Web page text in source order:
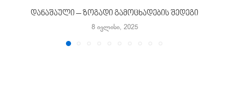
დანაშაული – ზოგადი გამოცხადების შედეგი
8 ივლისი, 2025